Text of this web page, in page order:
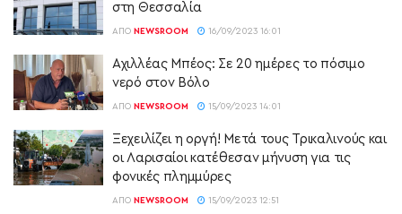
στη Θεσσαλία
ΑΠΌ NEWSROOM 16/09/2023 16:01
Αχιλλέας Μπέος: Σε 20 ημέρες το πόσιμο
νερό στον Βόλο
ΑΠΌ NEWSROOM 15/09/2023 14:01
Ξεχειλίζει η οργή! Μετά τους Τρικαλινούς και
οι Λαρισαίοι κατέθεσαν μήνυση για τις
φονικές πλημμύρες
ΑΠΌ NEWSROOM 15/09/2023 12:51